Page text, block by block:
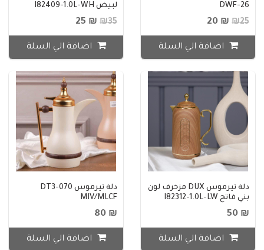
DWF-26
₪25
₪ 20
اضافة الي السلة
لبيض I82409-1.0L-WH
₪35
₪ 25
اضافة الي السلة
دلة تيرموس DUX مزخرف لون
بني فاتح I82312-1.0L-LW
₪ 50
اضافة الي السلة
دلة تيرموس DT3-070
MIV/MLCF
₪ 80
اضافة الي السلة